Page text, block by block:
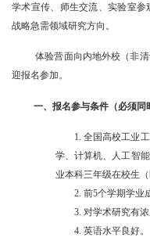
学术宣传、师生交流、实验室
战略急需领域研究方向。
体验营面向内地外校（非
迎报名参加。
一、报名参与条件（必须同
1.全国高校工业
学、计算机、人工智
业本科三年级在校生
2. 前5个学期学业
3. 对学术研究有
4. 英语水平良好。